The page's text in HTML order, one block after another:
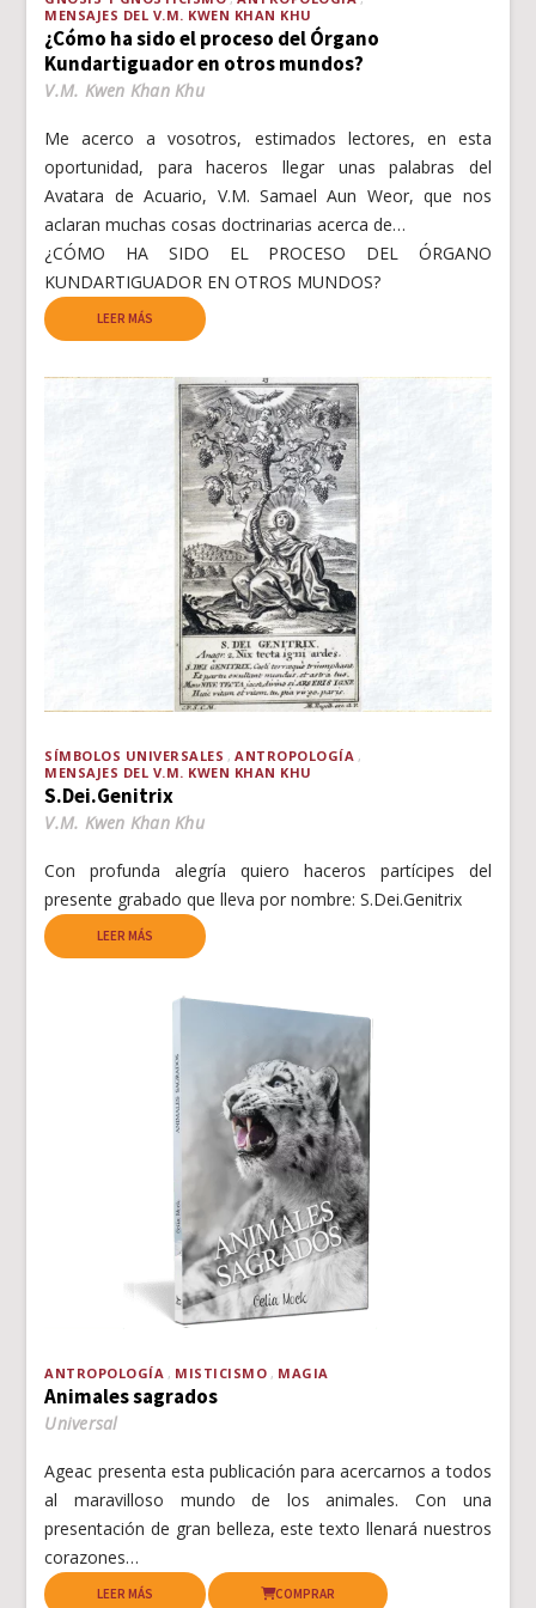
MENSAJES DEL V.M. KWEN KHAN KHU
¿Cómo ha sido el proceso del Órgano
Kundartiguador en otros mundos?
V.M. Kwen Khan Khu
Me acerco a vosotros, estimados lectores, en esta
oportunidad, para haceros llegar unas palabras del
Avatara de Acuario, V.M. Samael Aun Weor, que nos
aclaran muchas cosas doctrinarias acerca de…
¿CÓMO HA SIDO EL PROCESO DEL ÓRGANO
KUNDARTIGUADOR EN OTROS MUNDOS?
LEER MÁS
SÍMBOLOS UNIVERSALES
ANTROPOLOGÍA
MENSAJES DEL V.M. KWEN KHAN KHU
S.Dei.Genitrix
V.M. Kwen Khan Khu
Con profunda alegría quiero haceros partícipes del
presente grabado que lleva por nombre: S.Dei.Genitrix
LEER MÁS
ANTROPOLOGÍA MISTICISMO MAGIA
Animales sagrados
Universal
Ageac presenta esta publicación para acercarnos a todos
al maravilloso mundo de los animales. Con una
presentación de gran belleza, este texto llenará nuestros
corazones…
LEER MÁS COMPRAR